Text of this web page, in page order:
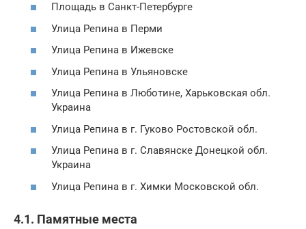
Площадь в Санкт-Петербурге
Улица Репина в Перми
Улица Репина в Ижевске
Улица Репина в Ульяновске
Улица Репина в Люботине, Харьковская обл.
Украина
Улица Репина в г. Гуково Ростовской обл.
Улица Репина в г. Славянске Донецкой обл.
Украина
Улица Репина в г. Химки Московской обл.
4.1. Памятные места